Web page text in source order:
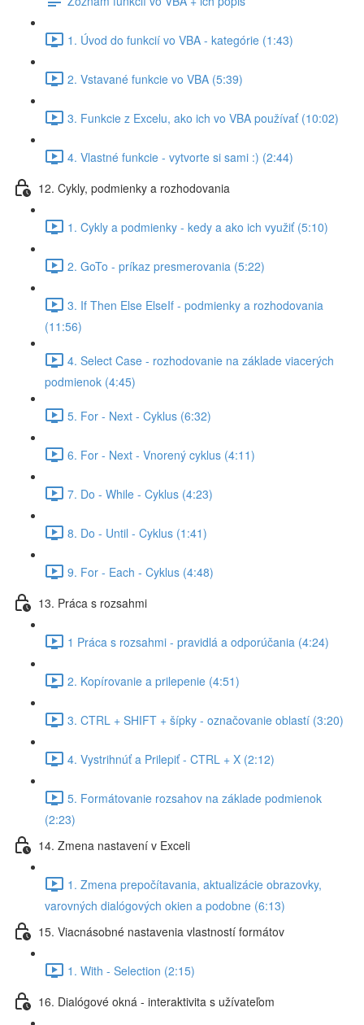
1. Úvod do funkcií vo VBA - kategórie (1:43)
2. Vstavané funkcie vo VBA (5:39)
3. Funkcie z Excelu, ako ich vo VBA používať (10:02)
4. Vlastné funkcie - vytvorte si sami :) (2:44)
12. Cykly, podmienky a rozhodovania
1. Cykly a podmienky - kedy a ako ich využiť (5:10)
2. GoTo - príkaz presmerovania (5:22)
3. If Then Else ElseIf - podmienky a rozhodovania
(11:56)
4. Select Case - rozhodovanie na základe viacerých
podmienok (4:45)
5. For - Next - Cyklus (6:32)
6. For - Next - Vnorený cyklus (4:11)
7. Do - While - Cyklus (4:23)
8. Do - Until - Cyklus (1:41)
9. For - Each - Cyklus (4:48)
13. Práca s rozsahmi
1 Práca s rozsahmi - pravidlá a odporúčania (4:24)
2. Kopírovanie a prilepenie (4:51)
3. CTRL + SHIFT + šípky - označovanie oblastí (3:20)
4. Vystrihnúť a Prilepiť - CTRL + X (2:12)
5. Formátovanie rozsahov na základe podmienok
(2:23)
14. Zmena nastavení v Exceli
1. Zmena prepočítavania, aktualizácie obrazovky,
varovných dialógových okien a podobne (6:13)
15. Viacnásobné nastavenia vlastností formátov
1. With - Selection (2:15)
16. Dialógové okná - interaktivita s užívateľom